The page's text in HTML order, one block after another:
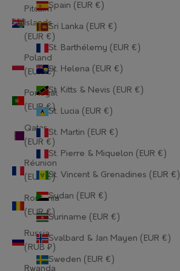
Pitcairn
Islands
(EUR €)
Poland
(EUR €)
Portugal
(EUR €)
Qatar
(EUR €)
Réunion
(EUR €)
Romania
(EUR €)
Russia
(RUB ₽)
Rwanda
Spain (EUR €)
Sri Lanka (EUR €)
St. Barthélemy (EUR €)
St. Helena (EUR €)
St. Kitts & Nevis (EUR €)
St. Lucia (EUR €)
St. Martin (EUR €)
St. Pierre & Miquelon (EUR €)
St. Vincent & Grenadines (EUR €)
Sudan (EUR €)
Suriname (EUR €)
Svalbard & Jan Mayen (EUR €)
Sweden (EUR €)
Guernsey (EUR €)
Guinea (EUR €)
Guinea-Bissau (EUR €)
Haiti (EUR €)
Honduras (EUR €)
Hong Kong SAR (EUR €)
Hungary (EUR €)
Iceland (EUR €)
India (EUR €)
Indonesia (EUR €)